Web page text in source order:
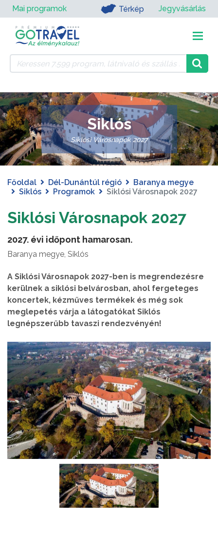
Mai programok Térkép Jegyvásárlás
Siklós
Siklósi Városnapok 2027
Főoldal Dél-Dunántúl régió
Baranya megye
Siklós
Programok Siklósi Városnapok 2027
Siklósi Városnapok 2027
2027. évi időpont hamarosan.
Baranya megye, Siklós
A Siklósi Városnapok 2027-ben is megrendezésre
kerülnek a siklósi belvárosban, ahol fergeteges
koncertek, kézműves termékek és még sok
meglepetés várja a látogatókat Siklós
legnépszerűbb tavaszi rendezvényén!